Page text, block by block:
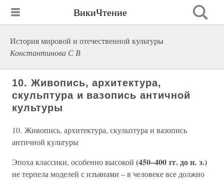
ВикиЧтение
История мировой и отечественной культуры
Константинова С В
10. Живопись, архитектура,
скульптура и вазопись античной
культуры
10. Живопись, архитектура, скульптура и вазопись
античной культуры
Эпоха классики, особенно высокой (450–400 гг. до н. э.)
не терпела моделей с изъянами – в человеке все должно